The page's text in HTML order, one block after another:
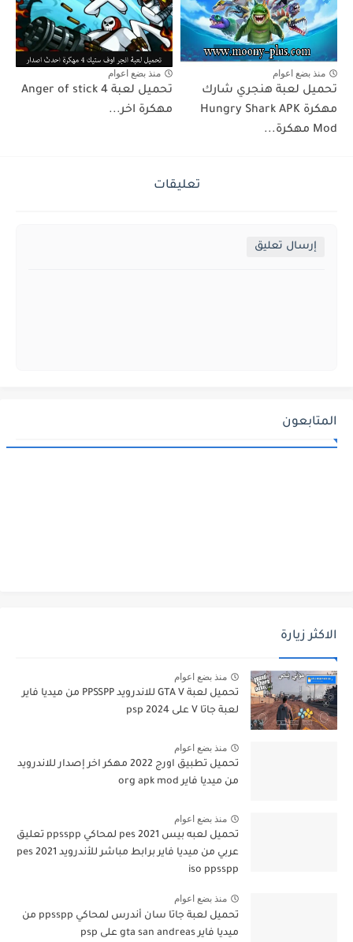
منذ بضع اعوام
تحميل لعبة هنجري شارك
مهكرة Hungry Shark APK
Mod مهكرة...
منذ بضع اعوام
تحميل لعبة Anger of stick 4
مهكرة اخر...
تعليقات
إرسال تعليق
المتابعون
الاكثر زيارة
منذ بضع اعوام
تحميل لعبة GTA V للاندرويد PPSSPP من ميديا فاير
لعبة جاتا V على psp 2024
منذ بضع اعوام
تحميل تطبيق اورج 2022 مهكر اخر إصدار للاندرويد
من ميديا فاير org apk mod
منذ بضع اعوام
تحميل لعبه بيس pes 2021 لمحاكي ppsspp تعليق
عربي من ميديا فاير برابط مباشر للأندرويد pes 2021
iso ppsspp
منذ بضع اعوام
تحميل لعبة جاتا سان أندرس لمحاكي ppsspp من
ميديا فاير gta san andreas على psp